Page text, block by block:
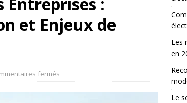
électorale : un duo gagnant
JURIDIQUE
et Enjeux de
fermés
Les
en
Le